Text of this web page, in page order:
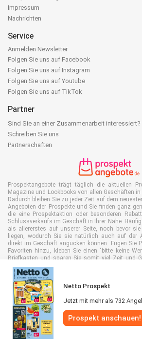
Netto Prospekt
Jetzt mit mehr als 732
Prospekt anschauen!
Impressum
Nachrichten
Service
Anmelden Newsletter
Folgen Sie uns auf Facebook
Folgen Sie uns auf Instagram
Folgen Sie uns auf Youtube
Folgen Sie uns auf TikTok
Partner
Sind Sie an einer Zusammenarbeit interessiert?
Schreiben Sie uns
Partnerschaften
Prospektangebote trägt täglich die aktuellen
Magazine und Lookbooks von allen Geschäften
Dadurch bleiben Sie zu jeder Zeit auf dem
Angeboten der Prospekte und Sie finden ganz
die eine Prospektaktion oder besonderen
Schlussverkaufs im Geschäft in Ihrer Nähe.
als allererstes auf unserer Seite, noch bevor
liegen, wodurch Sie sie natürlich auch auf der
direkt im Geschäft angucken können. Fügen Sie
Favoriten hinzu, kleben Sie einen "bitte keine
Briefkasten und sparen Sie somit viel Zeit und
ist.
Alle Rechte vorbehalten © Prospektangebote.de
|Allgemeine Geschäftsbedingungen